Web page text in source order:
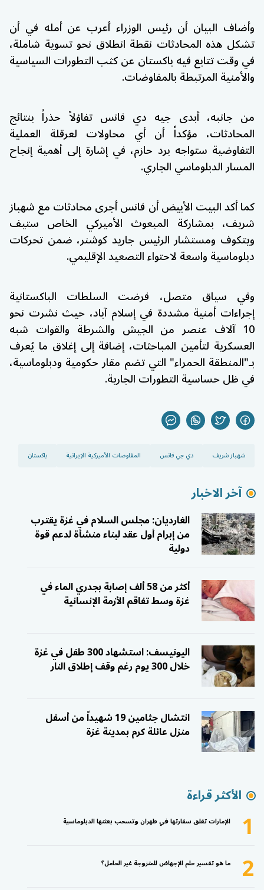
وأضاف البيان أن رئيس الوزراء أعرب عن أمله في أن
تشكل هذه المحادثات نقطة انطلاق نحو تسوية شاملة،
في وقت تتابع فيه باكستان عن كثب التطورات السياسية
والأمنية المرتبطة بالمفاوضات.
من جانبه، أبدى جيه دي فانس تفاؤلاً حذراً بنتائج
المحادثات، مؤكداً أن أي محاولات لعرقلة العملية
التفاوضية ستواجه برد حازم، في إشارة إلى أهمية إنجاح
المسار الدبلوماسي الجاري.
كما أكد البيت الأبيض أن فانس أجرى محادثات مع شهباز
شريف، بمشاركة المبعوث الأميركي الخاص ستيف
ويتكوف ومستشار الرئيس جاريد كوشنر، ضمن تحركات
دبلوماسية واسعة لاحتواء التصعيد الإقليمي.
وفي سياق متصل، فرضت السلطات الباكستانية
إجراءات أمنية مشددة في إسلام آباد، حيث نشرت نحو
10 آلاف عنصر من الجيش والشرطة والقوات شبه
العسكرية لتأمين المباحثات، إضافة إلى إغلاق ما يُعرف
بـ"المنطقة الحمراء" التي تضم مقار حكومية ودبلوماسية،
في ظل حساسية التطورات الجارية.
شهباز شريف دي جي فانس المفاوضات الأميركية الإيرانية باكستان
آخر الاخبار
الغارديان: مجلس السلام في غزة يقترب
من إبرام أول عقد لبناء منشأة لدعم قوة
دولية
أكثر من 58 ألف إصابة بجدري الماء في
غزة وسط تفاقم الأزمة الإنسانية
اليونيسف: استشهاد 300 طفل في غزة
خلال 300 يوم رغم وقف إطلاق النار
انتشال جثامين 19 شهيداً من أسفل
منزل عائلة كرم بمدينة غزة
الأكثر قراءة
1 الإمارات تغلق سفارتها في طهران وتسحب بعثتها الدبلوماسية
2 ما هو تفسير حلم الإجهاض للمتزوجة غير الحامل؟